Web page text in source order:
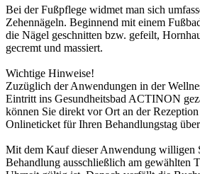
Bei der Fußpflege widmet man sich
Zehennägeln. Beginnend mit einem
die Nägel geschnitten bzw. gefeilt,
gecremt und massiert.
Wichtige Hinweise!
Zuzüglich der Anwendungen in der
Eintritt ins Gesundheitsbad ACTINON
können Sie direkt vor Ort an der
Onlineticket für Ihren Behandlungstag
Mit dem Kauf dieser Anwendung willigen
Behandlung ausschließlich am gewählten